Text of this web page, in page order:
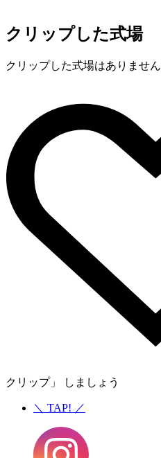
クリップした式場
クリップした式場はありません
クリップ」 しましょう
＼ TAP! ／